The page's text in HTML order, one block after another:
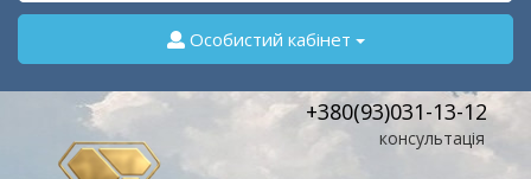
Особистий кабінет
+380(93)031-13-12
консультація